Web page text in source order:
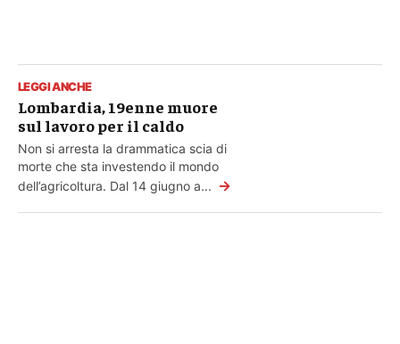
LEGGI ANCHE
Lombardia, 19enne muore
sul lavoro per il caldo
Non si arresta la drammatica scia di
morte che sta investendo il mondo
dell’agricoltura. Dal 14 giugno a... →